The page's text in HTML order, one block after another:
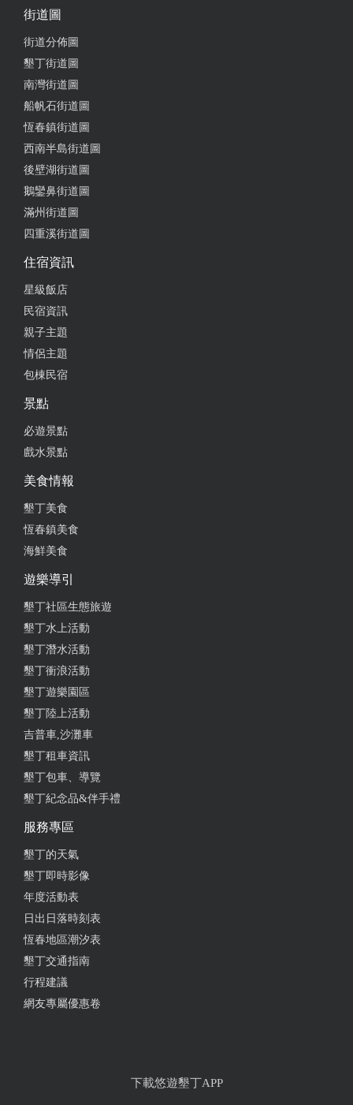
街道圖
街道分佈圖
墾丁街道圖
南灣街道圖
船帆石街道圖
恆春鎮街道圖
西南半島街道圖
後壁湖街道圖
鵝鑾鼻街道圖
滿州街道圖
四重溪街道圖
住宿資訊
星級飯店
民宿資訊
親子主題
情侶主題
包棟民宿
景點
必遊景點
戲水景點
美食情報
墾丁美食
恆春鎮美食
海鮮美食
遊樂導引
墾丁社區生態旅遊
墾丁水上活動
墾丁潛水活動
墾丁衝浪活動
墾丁遊樂園區
墾丁陸上活動
吉普車,沙灘車
墾丁租車資訊
墾丁包車、導覽
墾丁紀念品&伴手禮
服務專區
墾丁的天氣
墾丁即時影像
年度活動表
日出日落時刻表
恆春地區潮汐表
墾丁交通指南
行程建議
網友專屬優惠卷
下載悠遊墾丁APP